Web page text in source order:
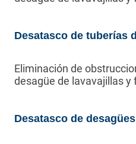
Desatasco de tuberías
Eliminación de
desagüe de lavavajillas y
Desatasco de